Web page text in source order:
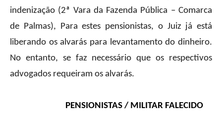
indenização (2ª Vara da Fazenda Pública – Comarca
de Palmas), Para estes pensionistas, o Juiz já está
liberando os alvarás para levantamento do dinheiro.
No entanto, se faz necessário que os respectivos
advogados requeiram os alvarás.
PENSIONISTAS / MILITAR FALECIDO